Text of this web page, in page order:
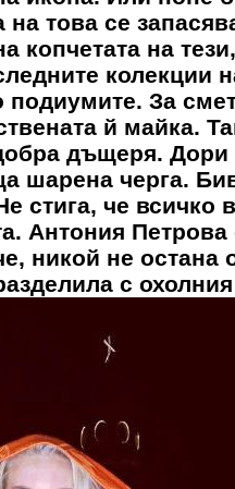
това се
копчетата на
колекции
За
й майка.
дъщеря.
шарена черга.
стига, че всичко
Антония
никой не остана
с